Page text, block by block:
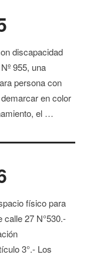
discapacidad
955, una
persona con
en color
el …
físico para
27 N°530.-
3°.- Los